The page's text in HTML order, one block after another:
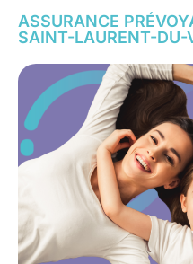
ASSURANCE
SAINT-LAURENT-DU-